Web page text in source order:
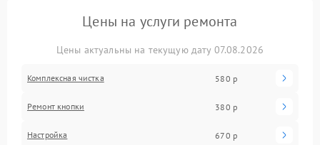
Цены на услуги ремонта
Цены актуальны на текущую дату 07.08.2026
Комплексная чистка 580 р
Ремонт кнопки 380 р
Настройка 670 р